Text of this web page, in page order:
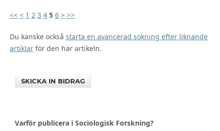
<< < 1 2 3 4 5 6 > >>
Du kanske också starta en avancerad sökning efter liknande
artiklarför den här artikeln.
SKICKA IN BIDRAG
Varför publicera i Sociologisk Forskning?